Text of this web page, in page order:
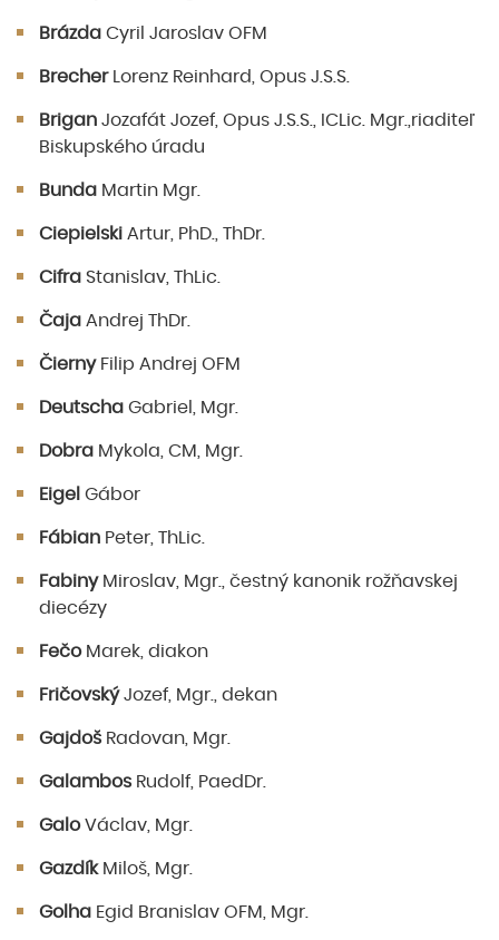
Brázda Cyril Jaroslav OFM
BrecherLorenz Reinhard, Opus J.S.S.
Brigan Jozafát Jozef, Opus J.S.S., ICLic. Mgr.,riaditeľ
Biskupského úradu
Bunda Martin Mgr.
Ciepielski Artur, PhD., ThDr.
Cifra Stanislav, ThLic.
Čaja Andrej ThDr.
ČiernyFilip Andrej OFM
Deutscha Gabriel, Mgr.
Dobra Mykola, CM, Mgr.
Eigel Gábor
Fábian Peter, ThLic.
FabinyMiroslav, Mgr., čestný kanonik rožňavskej
diecézy
FečoMarek, diakon
FričovskýJozef, Mgr., dekan
Gajdoš Radovan, Mgr.
Galambos Rudolf, PaedDr.
GaloVáclav, Mgr.
GazdíkMiloš, Mgr.
Golha Egid Branislav OFM, Mgr.